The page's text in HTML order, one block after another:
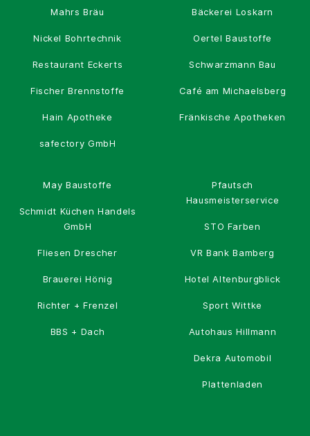
Mahrs Bräu
Nickel Bohrtechnik
Restaurant Eckerts
Fischer Brennstoffe
Hain Apotheke
safectory GmbH
Bäckerei Loskarn
Oertel Baustoffe
Schwarzmann Bau
Café am Michaelsberg
Fränkische Apotheken
May Baustoffe
Schmidt Küchen Handels
GmbH
Fliesen Drescher
Brauerei Hönig
Richter + Frenzel
BBS + Dach
Pfautsch
Hausmeisterservice
STO Farben
VR Bank Bamberg
Hotel Altenburgblick
Sport Wittke
Autohaus Hillmann
Dekra Automobil
Plattenladen